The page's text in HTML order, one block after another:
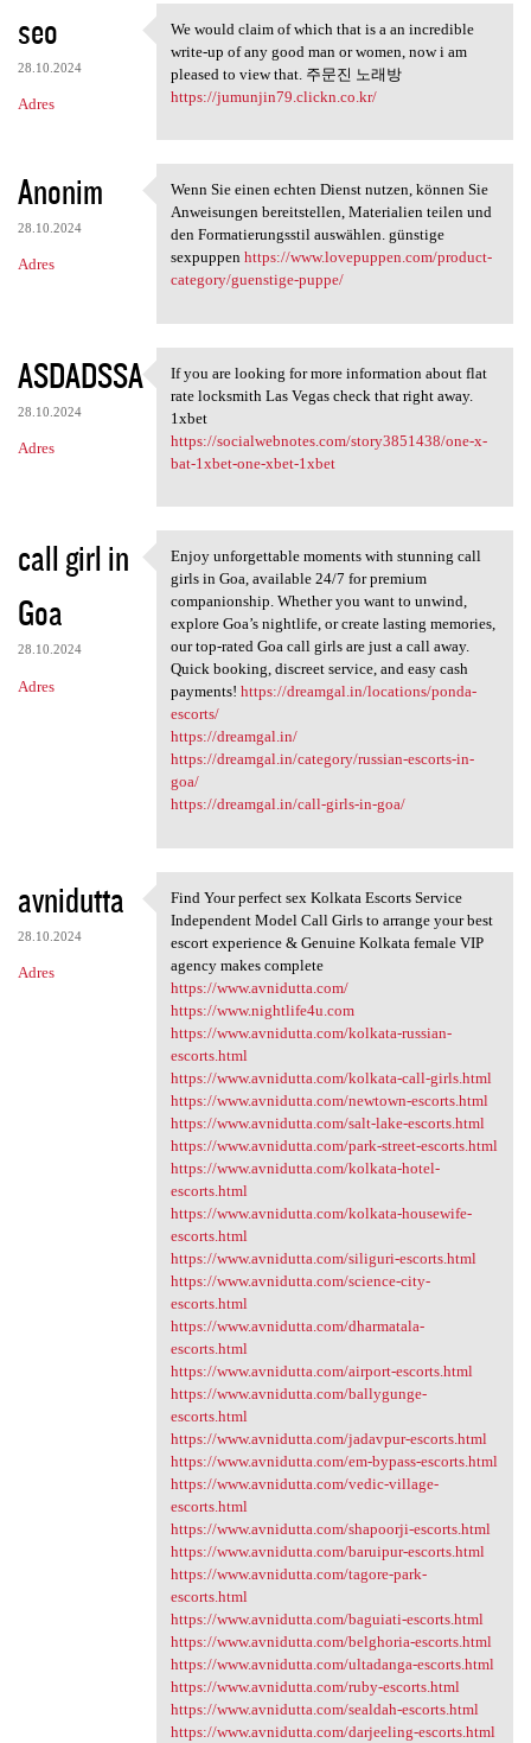
seo
28.10.2024
Adres
We would claim of which that
We would claim of which that is a an incredible
write-up of any good man or women, now i am
pleased to view that. 주문진 노래방
https://jumunjin79.clickn.co.kr/
Anonim
28.10.2024
Adres
Wenn Sie einen echten Dienst
Wenn Sie einen echten Dienst nutzen, können Sie
Anweisungen bereitstellen, Materialien teilen und
den Formatierungsstil auswählen. günstige
sexpuppen https://www.lovepuppen.com/product-
category/guenstige-puppe/
ASDADSSA
28.10.2024
Adres
If you are looking for more
If you are looking for more information about flat
rate locksmith Las Vegas check that right away.
1xbet
https://socialwebnotes.com/story3851438/one-x-
bat-1xbet-one-xbet-1xbet
call girl in
Goa
28.10.2024
Adres
Enjoy unforgettable moments
Enjoy unforgettable moments with stunning call
girls in Goa, available 24/7 for premium
companionship. Whether you want to unwind,
explore Goa’s nightlife, or create lasting memories,
our top-rated Goa call girls are just a call away.
Quick booking, discreet service, and easy cash
payments! https://dreamgal.in/locations/ponda-
escorts/
https://dreamgal.in/
https://dreamgal.in/category/russian-escorts-in-
goa/
https://dreamgal.in/call-girls-in-goa/
avnidutta
28.10.2024
Adres
Find Your perfect sex Kolkata
Find Your perfect sex Kolkata Escorts Service
Independent Model Call Girls to arrange your best
escort experience & Genuine Kolkata female VIP
agency makes complete
https://www.avnidutta.com/
https://www.nightlife4u.com
https://www.avnidutta.com/kolkata-russian-
escorts.html
https://www.avnidutta.com/kolkata-call-girls.html
https://www.avnidutta.com/newtown-escorts.html
https://www.avnidutta.com/salt-lake-escorts.html
https://www.avnidutta.com/park-street-escorts.html
https://www.avnidutta.com/kolkata-hotel-
escorts.html
https://www.avnidutta.com/kolkata-housewife-
escorts.html
https://www.avnidutta.com/siliguri-escorts.html
https://www.avnidutta.com/science-city-
escorts.html
https://www.avnidutta.com/dharmatala-
escorts.html
https://www.avnidutta.com/airport-escorts.html
https://www.avnidutta.com/ballygunge-
escorts.html
https://www.avnidutta.com/jadavpur-escorts.html
https://www.avnidutta.com/em-bypass-escorts.html
https://www.avnidutta.com/vedic-village-
escorts.html
https://www.avnidutta.com/shapoorji-escorts.html
https://www.avnidutta.com/baruipur-escorts.html
https://www.avnidutta.com/tagore-park-
escorts.html
https://www.avnidutta.com/baguiati-escorts.html
https://www.avnidutta.com/belghoria-escorts.html
https://www.avnidutta.com/ultadanga-escorts.html
https://www.avnidutta.com/ruby-escorts.html
https://www.avnidutta.com/sealdah-escorts.html
https://www.avnidutta.com/darjeeling-escorts.html